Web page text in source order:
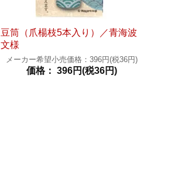
豆筒（爪楊枝5本入り）／青海波
文様
メーカー希望小売価格：396円(税36円)
価格： 396円(税36円)